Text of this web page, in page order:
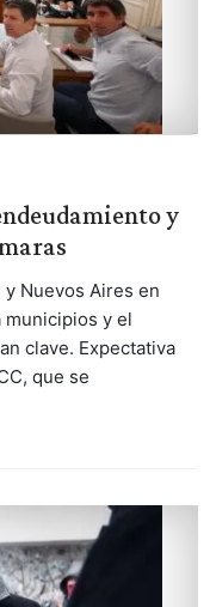
y
Nuevos Aires en
municipios y el
clave. Expectativa
que se